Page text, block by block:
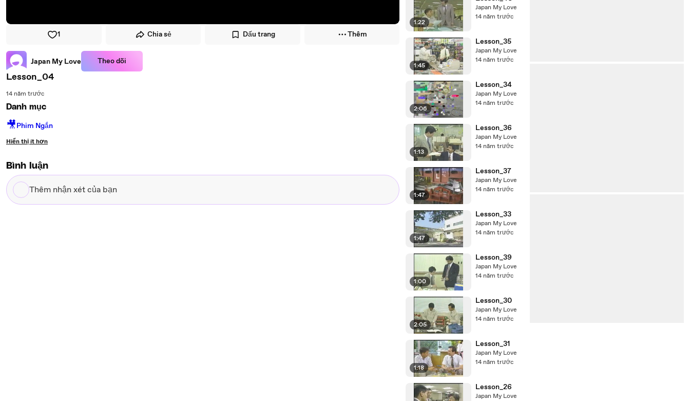
1 Chia sẻ Dấu trang Thêm
Japan My Love Theo dõi
Lesson_04
14 năm trước
Danh mục
🎥Phim Ngắn
Hiển thị ít hơn
Bình luận
Thêm
nhận
1:22
Japan My Love
14 năm trước
1:45
Lesson_35
Japan My Love
14 năm trước
2:06
Lesson_34
Japan My Love
14 năm trước
1:13
Lesson_36
Japan My Love
14 năm trước
1:47
Lesson_37
Japan My Love
14 năm trước
1:47
Lesson_33
Japan My Love
14 năm trước
1:00
Lesson_39
Japan My Love
14 năm trước
2:05
Lesson_30
Japan My Love
14 năm trước
1:18
Lesson_31
Japan My Love
14 năm trước
Lesson_26
Japan My Love